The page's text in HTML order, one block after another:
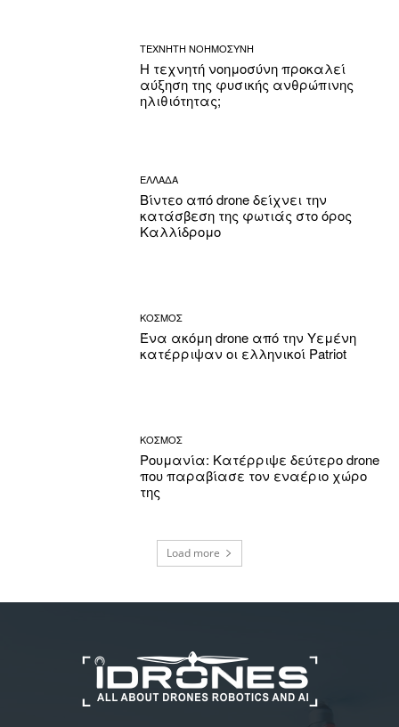
ΤΕΧΝΗΤΗ ΝΟΗΜΟΣΥΝΗ
Η τεχνητή νοημοσύνη προκαλεί
αύξηση της φυσικής ανθρώπινης
ηλιθιότητας;
ΕΛΛΑΔΑ
Βίντεο από drone δείχνει την
κατάσβεση της φωτιάς στο όρος
Καλλίδρομο
ΚΟΣΜΟΣ
Ένα ακόμη drone από την Υεμένη
κατέρριψαν οι ελληνικοί Patriot
ΚΟΣΜΟΣ
Ρουμανία: Κατέρριψε δεύτερο drone
που παραβίασε τον εναέριο χώρο
της
Load more